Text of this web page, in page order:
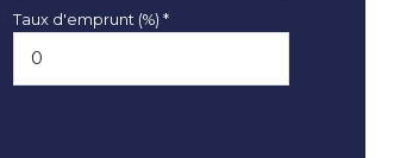
Taux d'emprunt (%) *